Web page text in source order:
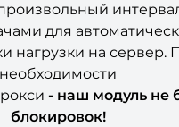
для
нагрузки на сервер.
необходимости
- наш модуль не
блокировок!